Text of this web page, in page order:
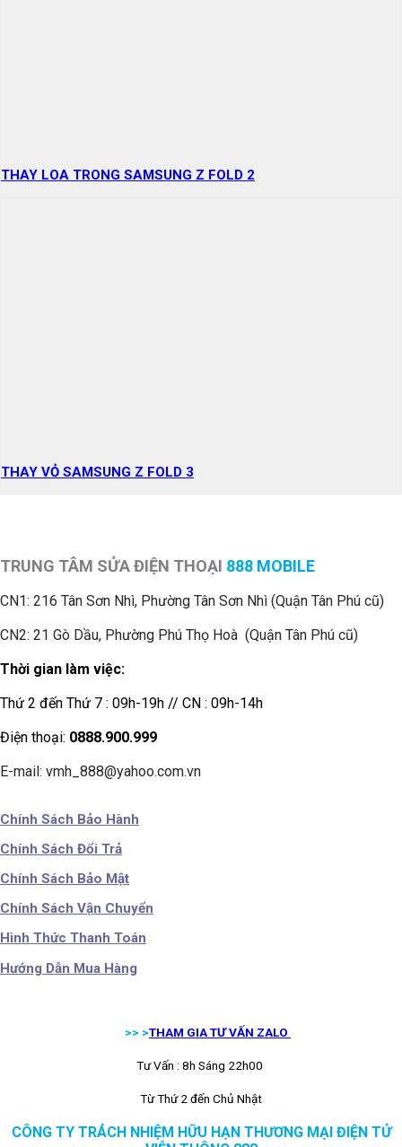
THAY LOA TRONG SAMSUNG Z FOLD 2
THAY VỎ SAMSUNG Z FOLD 3
TRUNG TÂM SỬA ĐIỆN THOẠI 888 MOBILE
CN1: 216 Tân Sơn Nhì, Phường Tân Sơn Nhì (Quận Tân Phú cũ)
CN2: 21 Gò Dầu, Phường Phú Thọ Hoà (Quận Tân Phú cũ)
Thời gian làm việc:
Thứ 2 đến Thứ 7 : 09h-19h // CN : 09h-14h
Điện thoại: 0888.900.999
E-mail: vmh_888@yahoo.com.vn
Chính Sách Bảo Hành
Chính Sách Đổi Trả
Chính Sách Bảo Mật
Chính Sách Vận Chuyển
Hình Thức Thanh Toán
Hướng Dẫn Mua Hàng
>> >THAM GIA TƯ VẤN ZALO
Tư Vấn : 8h Sáng 22h00
Từ Thứ 2 đến Chủ Nhật
CÔNG TY TRÁCH NHIỆM HỮU HẠN THƯƠNG MẠI ĐIỆN TỬ